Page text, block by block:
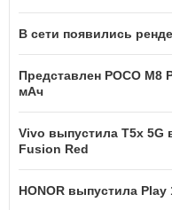
В сети появились
Представлен POCO M8
мАч
Vivo выпустила T5x 5G
Fusion Red
HONOR выпустила